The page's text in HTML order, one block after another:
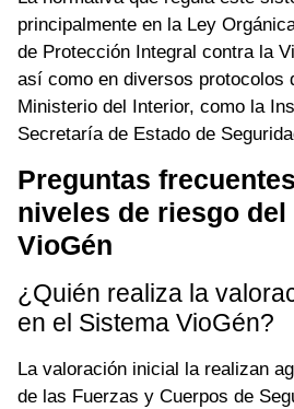
principalmente en la Ley
de Protección Integral contra la
así como en diversos protocolos
Ministerio del Interior, como la
Secretaría de Estado de
Preguntas
niveles de riesgo del
VioGén
¿Quién realiza la
en el Sistema VioGén?
La valoración inicial la realizan
de las Fuerzas y Cuerpos de